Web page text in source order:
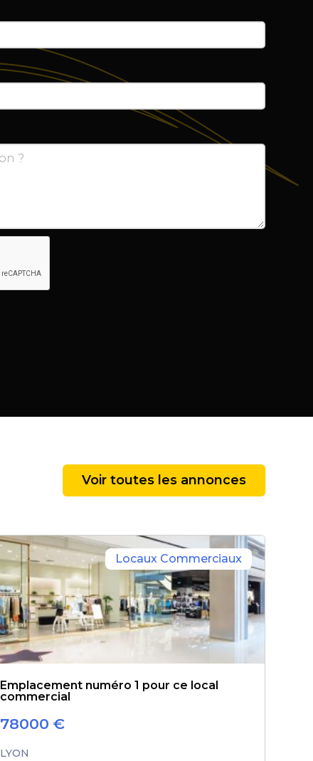
Voir toutes les annonces
Locaux Commerciaux
Emplacement numéro 1 pour ce local
commercial
78000 €
LYON